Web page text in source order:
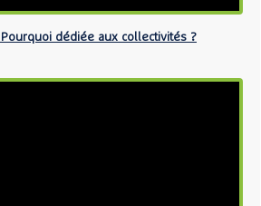
dédiée aux collectivités ?